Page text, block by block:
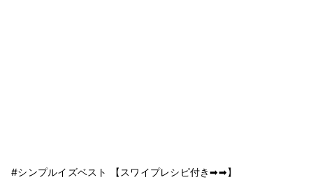
#シンプルイズベスト 【スワイプレシピ付き➡︎➡︎】